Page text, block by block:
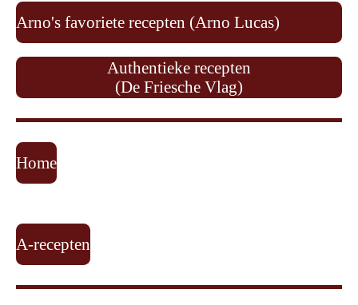
Arno's favoriete recepten (Arno Lucas)
Authentieke recepten
(De Friesche Vlag)
Home
A-recepten